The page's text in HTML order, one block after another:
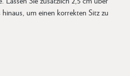
um einen korrekten Sitz zu